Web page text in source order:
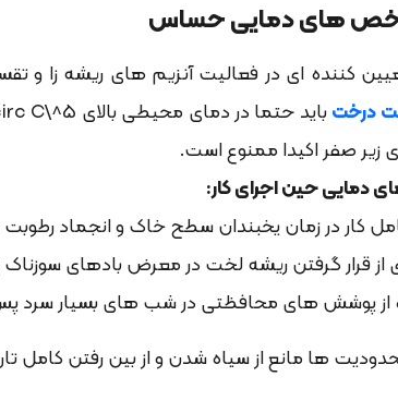
های دمایی حساس
کننده ای در فعالیت آنزیم های ریشه زا
درخت
زیر صفر اکیدا ممنوع است.
دمایی حین اجرای کار:
کار در زمان یخبندان سطح خاک و انجماد رطوبت
از قرار گرفتن ریشه لخت در معرض بادهای
از پوشش های محافظتی در شب های بسیار سرد پس
ها مانع از سیاه شدن و از بین رفتن کامل